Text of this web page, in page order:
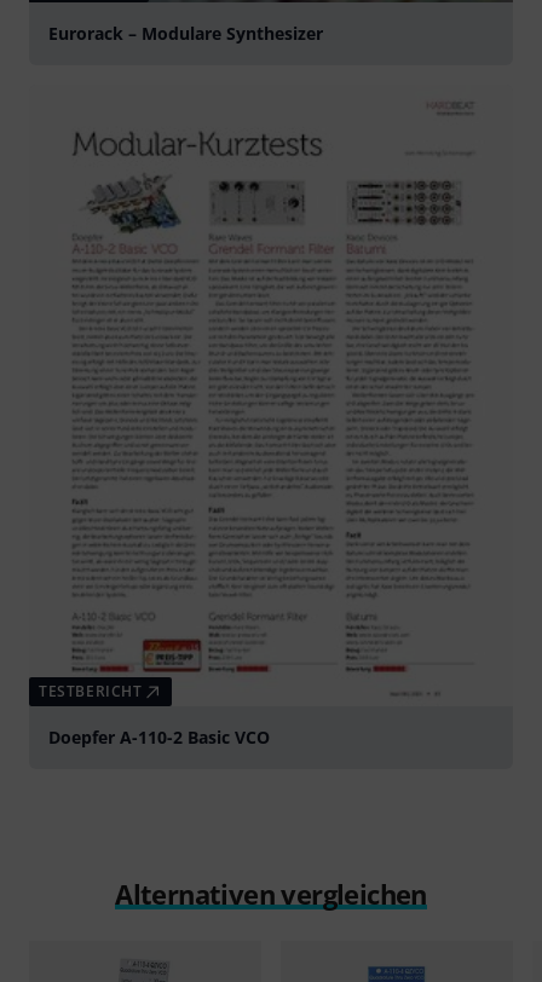
Eurorack – Modulare Synthesizer
TESTBERICHT
Doepfer A-110-2 Basic VCO
Alternativen vergleichen